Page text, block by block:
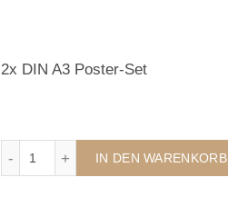
2x DIN A3 Poster-Set
IN DEN WARENKORB